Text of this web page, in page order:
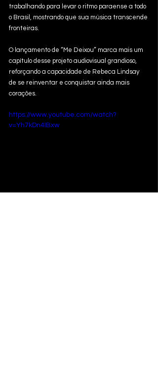
trabalhando para levar o ritmo paraense a todo
o Brasil, mostrando que sua música transcende
fronteiras.
O lançamento de “Me Deixou” marca mais um
capítulo desse projeto audiovisual grandioso,
reforçando a capacidade de Rebeca Lindsay
de se reinventar e conquistar ainda mais
corações.
https://www.youtube.com/watch?
v=Yh7kDn4IBxw